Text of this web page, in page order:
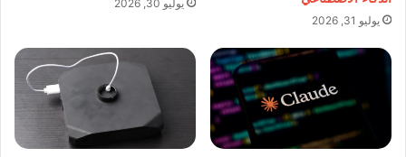
يوليو 31, 2026
يوليو 30, 2026